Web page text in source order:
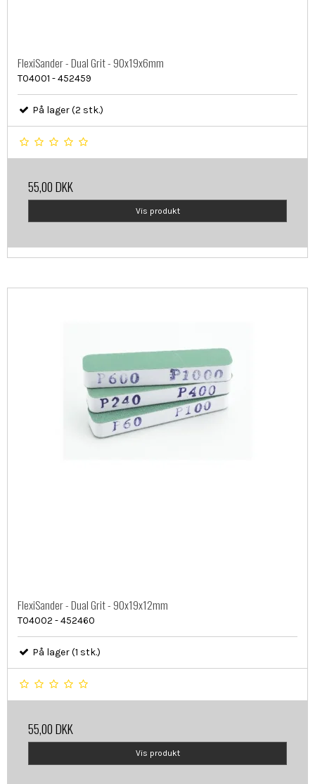
FlexiSander - Dual Grit - 90x19x6mm
T04001 - 452459
På lager (2 stk.)
55,00 DKK
Vis produkt
FlexiSander - Dual Grit - 90x19x12mm
T04002 - 452460
På lager (1 stk.)
55,00 DKK
Vis produkt